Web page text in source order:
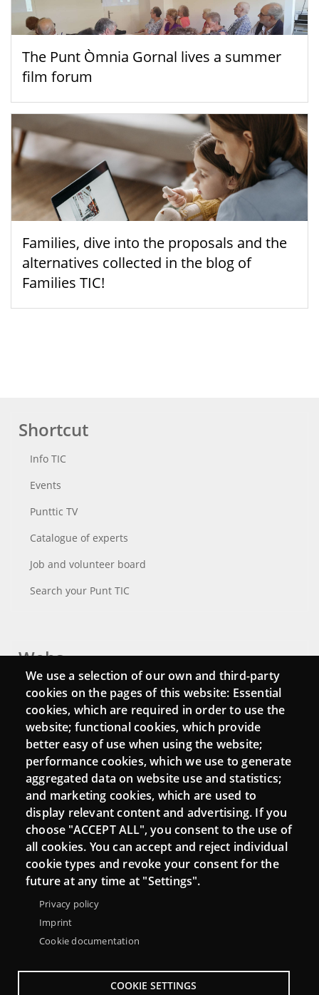
The Punt Òmnia Gornal lives a summer
film forum
Families, dive into the proposals and the
alternatives collected in the blog of
Families TIC!
Shortcut
Info TIC
Events
Punttic TV
Catalogue of experts
Job and volunteer board
Search your Punt TIC
Webs
Login
Mattermost Punt TIC
Moodle CampusLab
Connect
Contact
Newsletters
We use a selection of our own and third-party
cookies on the pages of this website: Essential
cookies, which are required in order to use the
website; functional cookies, which provide
better easy of use when using the website;
performance cookies, which we use to generate
aggregated data on website use and statistics;
and marketing cookies, which are used to
display relevant content and advertising. If you
choose "ACCEPT ALL", you consent to the use of
all cookies. You can accept and reject individual
cookie types and revoke your consent for the
future at any time at "Settings".
Privacy policy
Imprint
Cookie documentation
COOKIE SETTINGS